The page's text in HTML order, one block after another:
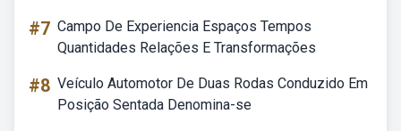
#7 Campo De Experiencia Espaços Tempos
Quantidades Relações E Transformações
#8 Veículo Automotor De Duas Rodas Conduzido Em
Posição Sentada Denomina-se